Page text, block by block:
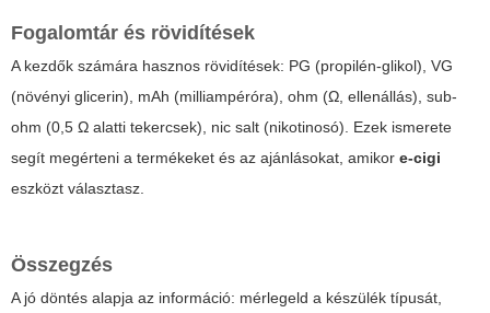
Fogalomtár és rövidítések
A kezdők számára hasznos rövidítések: PG (propilén-glikol), VG
(növényi glicerin), mAh (milliampéróra), ohm (Ω, ellenállás), sub-
ohm (0,5 Ω alatti tekercsek), nic salt (nikotinosó). Ezek ismerete
segít megérteni a termékeket és az ajánlásokat, amikor e-cigi
eszközt választasz.
Összegzés
A jó döntés alapja az információ: mérlegeld a készülék típusát,